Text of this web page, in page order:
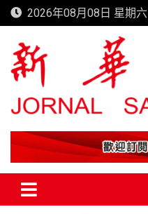
Skip
to
content
2026年08月08日 星期六
新華澳報